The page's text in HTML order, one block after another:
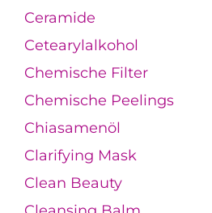
Ceramide
Cetearylalkohol
Chemische Filter
Chemische Peelings
Chiasamenöl
Clarifying Mask
Clean Beauty